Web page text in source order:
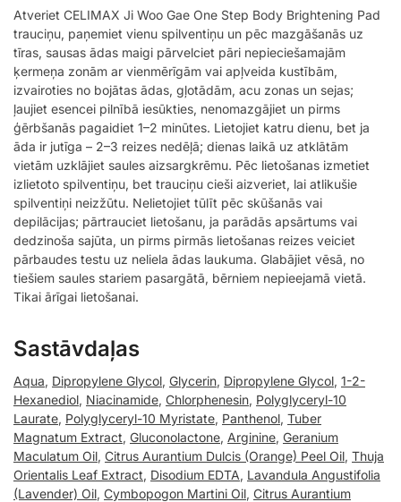
Atveriet CELIMAX Ji Woo Gae One Step Body Brightening Pad
trauciņu, paņemiet vienu spilventiņu un pēc mazgāšanās uz
tīras, sausas ādas maigi pārvelciet pāri nepieciešamajām
ķermeņa zonām ar vienmērīgām vai apļveida kustībām,
izvairoties no bojātas ādas, gļotādām, acu zonas un sejas;
ļaujiet esencei pilnībā iesūkties, nenomazgājiet un pirms
ģērbšanās pagaidiet 1–2 minūtes. Lietojiet katru dienu, bet ja
āda ir jutīga – 2–3 reizes nedēļā; dienas laikā uz atklātām
vietām uzklājiet saules aizsargkrēmu. Pēc lietošanas izmetiet
izlietoto spilventiņu, bet trauciņu cieši aizveriet, lai atlikušie
spilventiņi neizžūtu. Nelietojiet tūlīt pēc skūšanās vai
depilācijas; pārtrauciet lietošanu, ja parādās apsārtums vai
dedzinoša sajūta, un pirms pirmās lietošanas reizes veiciet
pārbaudes testu uz neliela ādas laukuma. Glabājiet vēsā, no
tiešiem saules stariem pasargātā, bērniem nepieejamā vietā.
Tikai ārīgai lietošanai.
Sastāvdaļas
Aqua, Dipropylene Glycol, Glycerin, Dipropylene Glycol, 1-2-
Hexanediol, Niacinamide, Chlorphenesin, Polyglyceryl-10
Laurate, Polyglyceryl-10 Myristate, Panthenol, Tuber
Magnatum Extract, Gluconolactone, Arginine, Geranium
Maculatum Oil, Citrus Aurantium Dulcis (Orange) Peel Oil, Thuja
Orientalis Leaf Extract, Disodium EDTA, Lavandula Angustifolia
(Lavender) Oil, Cymbopogon Martini Oil, Citrus Aurantium